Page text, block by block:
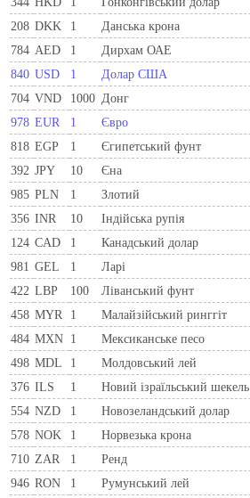
208 DKK 1 Данська крона
784 AED 1 Дирхам ОАЕ
840 USD 1 Долар США
704 VND 1000 Донг
978 EUR 1 Євро
818 EGP 1 Єгипетський фунт
392 JPY 10 Єна
985 PLN 1 Злотий
356 INR 10 Індійська рупія
124 CAD 1 Канадський долар
981 GEL 1 Ларi
422 LBP 100 Ліванський фунт
458 MYR 1 Малайзійський ринггіт
484 MXN 1 Мексиканське песо
498 MDL 1 Молдовський лей
376 ILS 1 Новий ізраїльський шекель
554 NZD 1 Новозеландський долар
578 NOK 1 Норвезька крона
710 ZAR 1 Ренд
946 RON 1 Румунський лей